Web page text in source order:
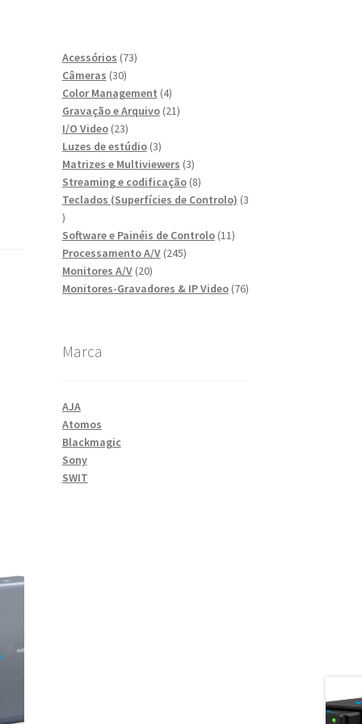
Acessórios 7373
Câmeras 3030
produtos
Color Management 44
produtos
Gravação e Arquivo 2121
I/O Video 2323
produtos
Luzes de estúdio 33
produtos
Matrizes e Multiviewers 33
produtos
Streaming e codificação 88
produtos
Teclados (Superfícies de Controlo) 3
3
produtos
Software e Painéis de Controlo 1111
Processamento A/V 245245
Monitores A/V 2020
produtos
Monitores-Gravadores & IP Video 7676
Marca
AJA
Atomos
Blackmagic
Sony
SWIT